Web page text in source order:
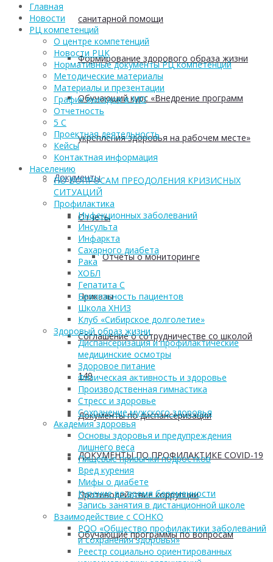
санитарной помощи
Формирование здорового образа жизни
Обучающий курс «Внедрение программ
укрепления здоровья на рабочем месте»
Документы
Отчеты
Отчеты о мониторинге
Приказы
Соглашение о сотрудничестве со школой
149
Документы по диспансеризации
ДОКУМЕНТЫ ПО ПРОФИЛАКТИКЕ COVID-19
Противодействие коррупции
Обучающие программы по вопросам
Главная
Новости
РЦ компетенций
О центре компетенций
Новости РЦК
Нормативные документы РЦ компетенций
Методические материалы
Материалы и презентации
График выездов в МО
Отчетность
5 С
Проектная деятельность
Кейсы
Контактная информация
Населению
ПО ВОПРОСАМ ПРЕОДОЛЕНИЯ КРИЗИСНЫХ
СИТУАЦИЙ
Профилактика
Инфекционных заболеваний
Инсульта
Инфаркта
Сахарного диабета
Рака
ХОБЛ
Гепатита С
Безопасность пациентов
Школа ХНИЗ
Клуб «Сибирское долголетие»
Здоровый образ жизни
Диспансеризация и профилактические
медицинские осмотры
Здоровое питание
Физическая активность и здоровье
Производственная гимнастика
Стресс и здоровье
Сохранение мужского здоровья
Академия здоровья
Основы здоровья и предупреждения
лишнего веса
Пищевые привычки подростков
Вред курения
Мифы о диабете
Курение во время беременности
Запись занятия в дистанционной школе
Взаимодействие с СОНКО
РОО «Общество профилактики заболеваний
и сохранения здоровья»
Реестр социально ориентированных